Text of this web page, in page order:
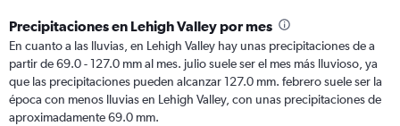
Precipitaciones en Lehigh Valley por mes
En cuanto a las lluvias, en Lehigh Valley hay unas precipitaciones de a
partir de 69.0 - 127.0 mm al mes. julio suele ser el mes más lluvioso, ya
que las precipitaciones pueden alcanzar 127.0 mm. febrero suele ser la
época con menos lluvias en Lehigh Valley, con unas precipitaciones de
aproximadamente 69.0 mm.